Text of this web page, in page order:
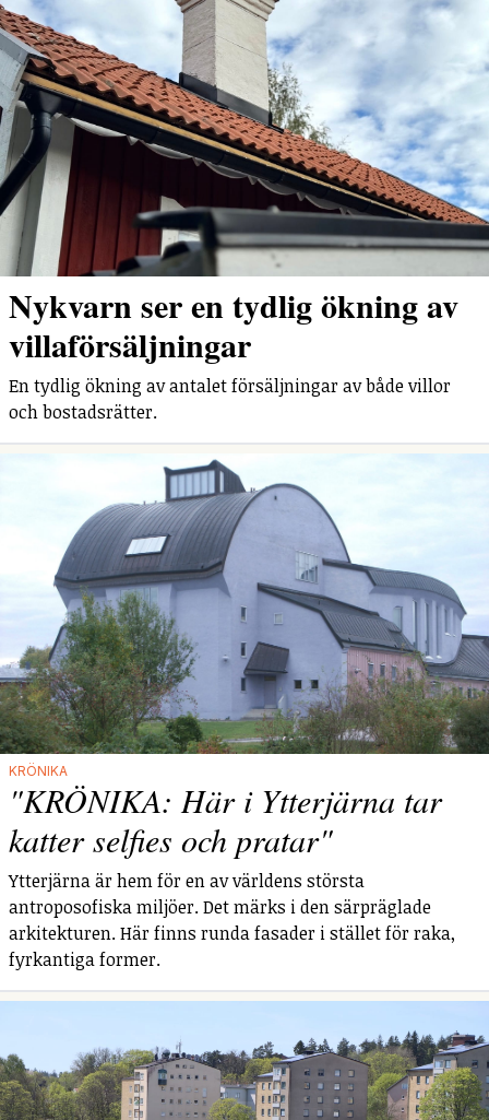
Nykvarn ser en tydlig ökning av
villaförsäljningar
En tydlig ökning av antalet försäljningar av både villor
och bostadsrätter.
KRÖNIKA
"KRÖNIKA: Här i Ytterjärna tar
katter selfies och pratar"
Ytterjärna är hem för en av världens största
antroposofiska miljöer. Det märks i den särpräglade
arkitekturen. Här finns runda fasader i stället för raka,
fyrkantiga former.